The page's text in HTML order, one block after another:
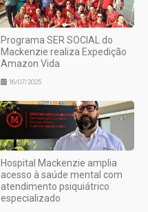
Programa SER SOCIAL do
Mackenzie realiza Expedição
Amazon Vida
16/07/2025
Hospital Mackenzie amplia
acesso à saúde mental com
atendimento psiquiátrico
especializado